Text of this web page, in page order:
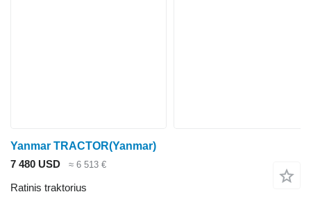
Yanmar TRACTOR(Yanmar)
7 480 USD
≈ 6 513 €
Ratinis traktorius